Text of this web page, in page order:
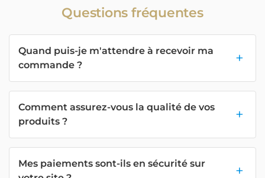
Questions fréquentes
Quand puis-je m'attendre à recevoir ma
commande ?
Comment assurez-vous la qualité de vos
produits ?
Mes paiements sont-ils en sécurité sur